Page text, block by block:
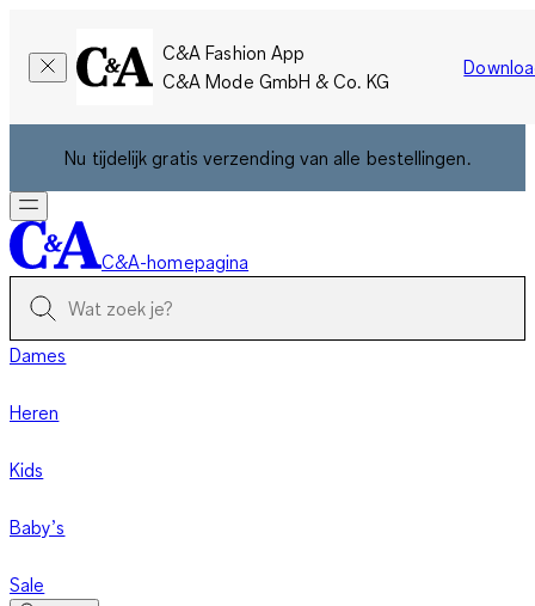
C&A Fashion App
C&A Mode GmbH & Co. KG
Nu tijdelijk gratis verzending van alle bestellingen.
C&A-homepagina
Dames
Heren
Kids
Baby’s
Sale